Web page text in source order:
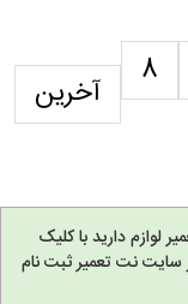
8
آخرین
لوازم دارید با کلیک
سایت نت تعمیر ثبت نام